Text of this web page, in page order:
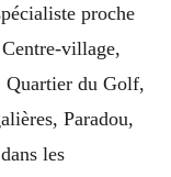
proche
village,
Quartier du Golf,
Paradou,
les